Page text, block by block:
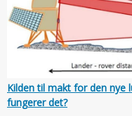
Kilden til makt for den nye
fungerer det?